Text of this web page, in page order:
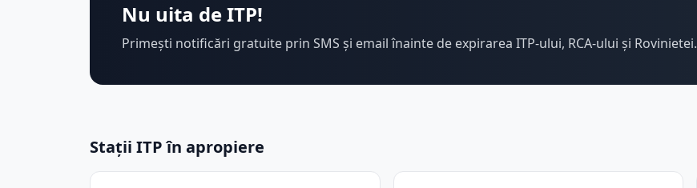
Nu uita de ITP!
Primești notificări gratuite prin SMS și email înainte de expirarea ITP-ului, RCA-ului și Rovinietei.
Stații ITP în apropiere